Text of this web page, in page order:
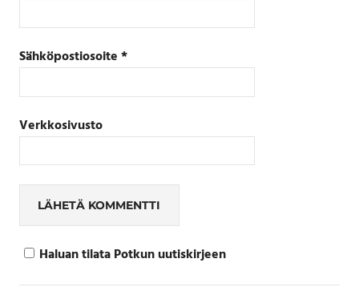
Sähköpostiosoite*
Verkkosivusto
Haluan tilata Potkun uutiskirjeen